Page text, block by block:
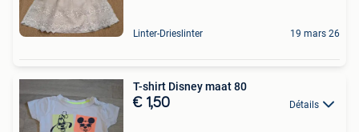
Linter-Drieslinter 19 mars 26
T-shirt Disney maat 80
€ 1,50 Détails